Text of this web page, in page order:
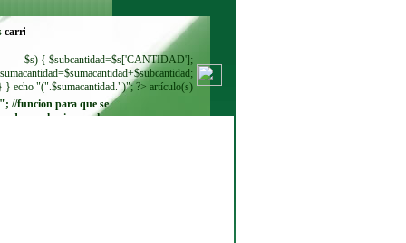
$s) { $subcantidad=$s['CANTIDAD'];
} echo "(".$sumacantidad.")"; ?> artículo(s)
"; //funcion para que se
se seleccione. echo